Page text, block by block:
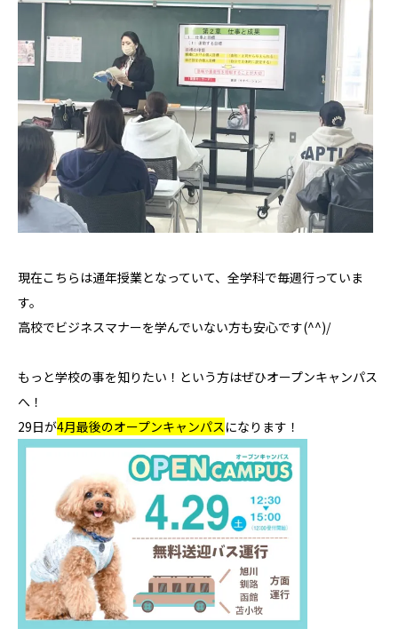
現在こちらは通年授業となっていて、全学科で毎週行っていま
す。
高校でビジネスマナーを学んでいない方も安心です(^^)/
もっと学校の事を知りたい！という方はぜひオープンキャンパス
へ！
29日が4月最後のオープンキャンパスになります！